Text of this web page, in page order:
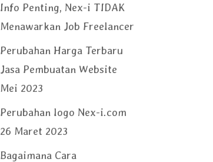
Info Penting, Nex-i TIDAK
Menawarkan Job Freelancer
Perubahan Harga Terbaru
Jasa Pembuatan Website
Mei 2023
Perubahan logo Nex-i.com
26 Maret 2023
Bagaimana Cara